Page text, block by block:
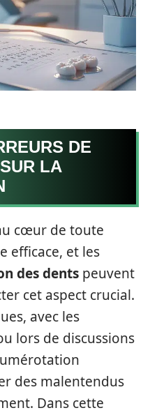
DE
LA
cœur de toute
efficace, et les
des dents peuvent
cet aspect crucial.
avec les
lors de discussions
des malentendus
Dans cette